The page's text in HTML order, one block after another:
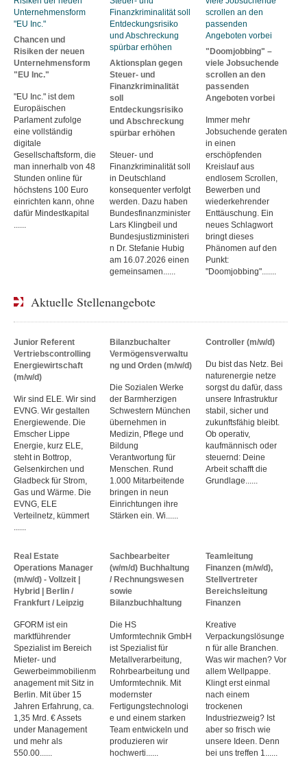
Chancen und
Risiken der neuen
Unternehmensform
"EU Inc."
"EU Inc." ist dem
Europäischen
Parlament zufolge
eine vollständig
digitale
Gesellschaftsform, die
man innerhalb von 48
Stunden online für
höchstens 100 Euro
einrichten kann, ohne
dafür Mindestkapital
Aktionsplan gegen
Steuer- und
Finanzkriminalität
soll
Entdeckungsrisiko
und Abschreckung
spürbar erhöhen
Steuer- und
Finanzkriminalität soll
in Deutschland
konsequenter verfolgt
werden. Dazu haben
Bundesfinanzminister
Lars Klingbeil und
Bundesjustizministeri
n Dr. Stefanie Hubig
am 16.07.2026 einen
gemeinsamen......
"Doomjobbing" –
viele Jobsuchende
scrollen an den
passenden
Angeboten vorbei
Immer mehr
Jobsuchende geraten
in einen
erschöpfenden
Kreislauf aus
endlosem Scrollen,
Bewerben und
wiederkehrender
Enttäuschung. Ein
neues Schlagwort
bringt dieses
Phänomen auf den
Punkt:
"Doomjobbing".......
Aktuelle Stellenangebote
Junior Referent
Vertriebscontrolling
Energiewirtschaft
(m/w/d)
Wir sind ELE. Wir sind
EVNG. Wir gestalten
Energiewende. Die
Emscher Lippe
Energie, kurz ELE,
steht in Bottrop,
Gelsenkirchen und
Gladbeck für Strom,
Gas und Wärme. Die
EVNG, ELE
Verteilnetz, kümmert
Bilanzbuchalter
Vermögensverwaltu
ng und Orden (m/w/d)
Die Sozialen Werke
der Barmherzigen
Schwestern München
übernehmen in
Medizin, Pflege und
Bildung
Verantwortung für
Menschen. Rund
1.000 Mitarbeitende
bringen in neun
Einrichtungen ihre
Stärken ein. Wi......
Controller (m/w/d)
Du bist das Netz. Bei
naturenergie netze
sorgst du dafür, dass
unsere Infrastruktur
stabil, sicher und
zukunftsfähig bleibt.
Ob operativ,
kaufmännisch oder
steuernd: Deine
Arbeit schafft die
Grundlage......
Real Estate
Operations Manager
(m/w/d) - Vollzeit |
Hybrid | Berlin /
Frankfurt / Leipzig
GFORM ist ein
marktführender
Spezialist im Bereich
Mieter- und
Gewerbeimmobilienm
anagement mit Sitz in
Berlin. Mit über 15
Jahren Erfahrung, ca.
1,35 Mrd. € Assets
under Management
und mehr als
550.00......
Sachbearbeiter
(w/m/d) Buchhaltung
/ Rechnungswesen
sowie
Bilanzbuchhaltung
Die HS
Umformtechnik GmbH
ist Spezialist für
Metallverarbeitung,
Rohrbearbeitung und
Umformtechnik. Mit
modernster
Fertigungstechnologi
e und einem starken
Team entwickeln und
produzieren wir
hochwerti......
Teamleitung
Finanzen (m/w/d),
Stellvertreter
Bereichsleitung
Finanzen
Kreative
Verpackungslösunge
n für alle Branchen.
Was wir machen? Vor
allem Wellpappe.
Klingt erst einmal
nach einem
trockenen
Industriezweig? Ist
aber so frisch wie
unsere Ideen. Denn
bei uns treffen 1......